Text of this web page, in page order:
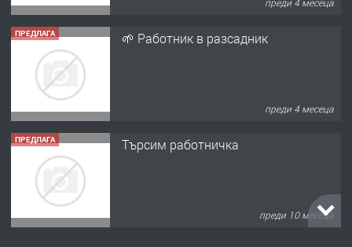
ПРЕДЛАГА 🌱 Работник в разсадник
преди 4 месеца
ПРЕДЛАГА Търсим работничка
преди 10 месеца